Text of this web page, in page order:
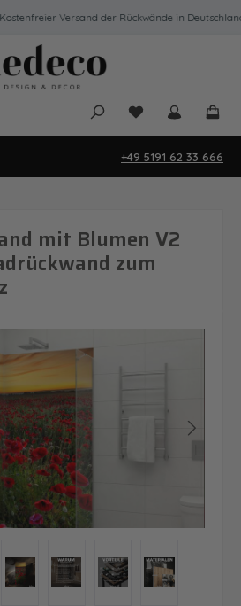
Versand der Rückwände in Deutschland |
Du hast 0
+49 5191 62 33 666
mit Blumen V2
zum